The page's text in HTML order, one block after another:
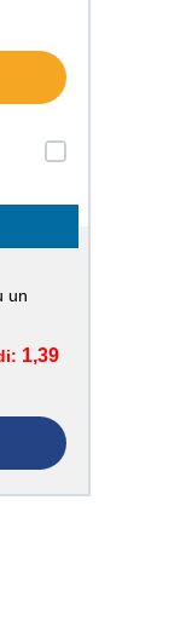
un
1,39